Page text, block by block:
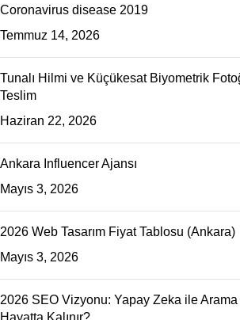
Coronavirus disease 2019
Temmuz 14, 2026
Tunalı Hilmi ve Küçükesat Biyometrik
Teslim
Haziran 22, 2026
Ankara Influencer Ajansı
Mayıs 3, 2026
2026 Web Tasarım Fiyat Tablosu (Ankara)
Mayıs 3, 2026
2026 SEO Vizyonu: Yapay Zeka ile Arama